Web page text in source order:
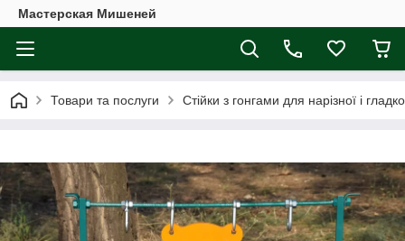
Мастерская Мишеней
Товари та послуги Стійки з гонгами для нарізної і